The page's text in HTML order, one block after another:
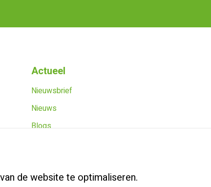
Actueel
Nieuwsbrief
Nieuws
Blogs
de website te optimaliseren.